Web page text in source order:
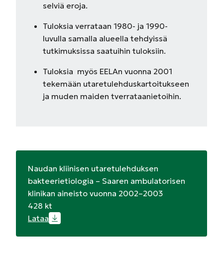
selviä eroja.
Tuloksia verrataan 1980- ja 1990-
luvulla samalla alueella tehdyissä
tutkimuksissa saatuihin tuloksiin.
Tuloksia myös EELAn vuonna 2001
tekemään utaretulehduskartoitukseen
ja muden maiden tverrataanietoihin.
Naudan kliinisen utaretulehduksen
bakteerietiologia – Saaren ambulatorisen
klinikan aineisto vuonna 2002–2003
428 kt
Lataa